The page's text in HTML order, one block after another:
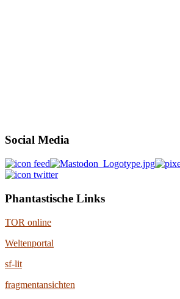
Social Media
Phantastische Links
TOR online
Weltenportal
sf-lit
fragmentansichten